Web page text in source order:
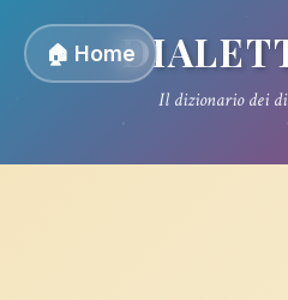
🏠 Home
Il dizionario dei